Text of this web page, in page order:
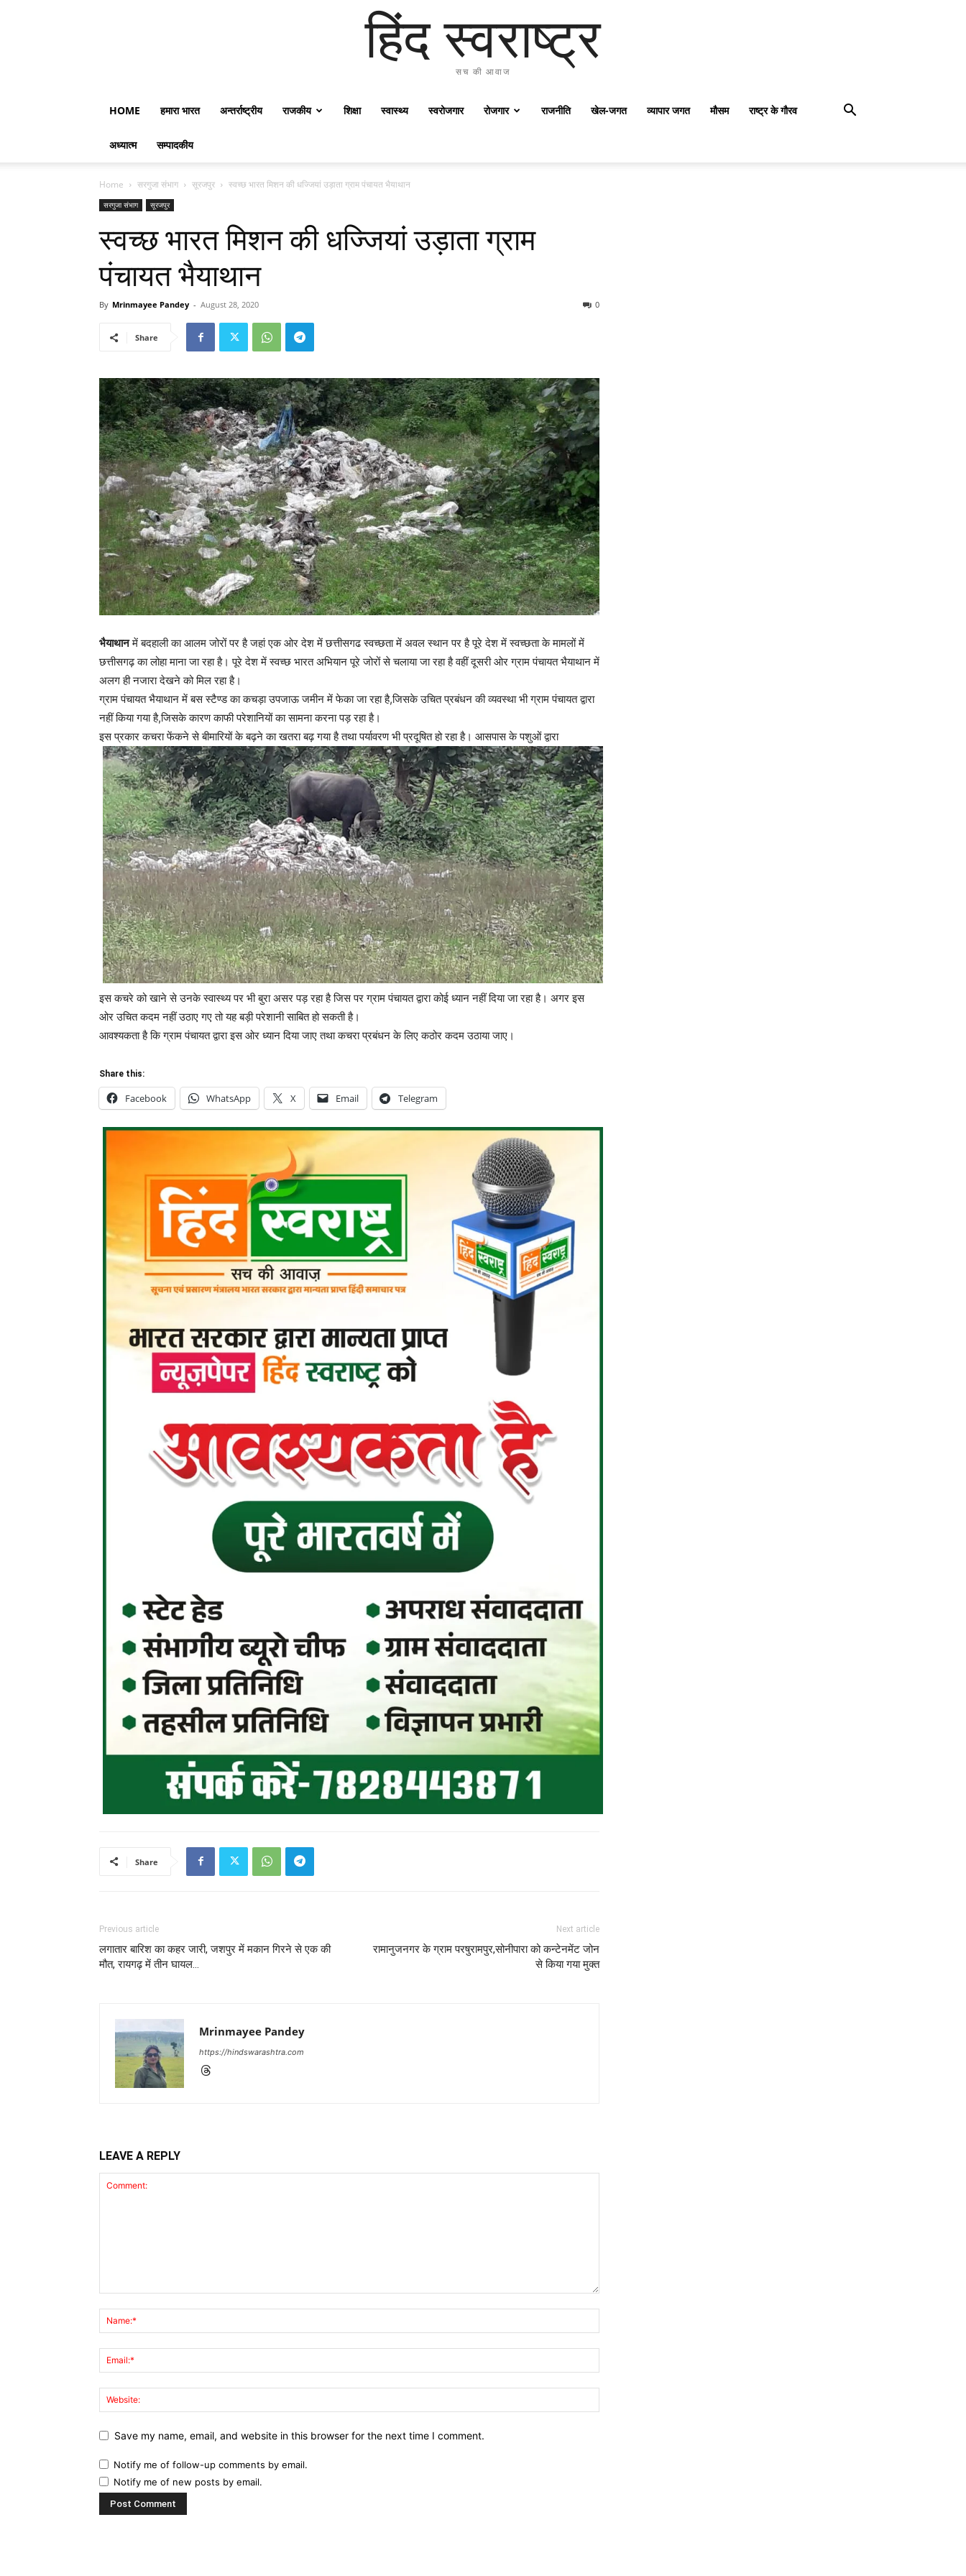
हिंद स्वराष्ट्र
सच की आवाज
HOME हमारा भारत अन्तर्राष्ट्रीय राजकीय शिक्षा स्वास्थ्य स्वरोजगार रोजगार राजनीति खेल-जगत व्यापार जगत मौसम राष्ट्र के गौरव
अध्यात्म सम्पादकीय
Home सरगुजा संभाग सूरजपुर स्वच्छ भारत मिशन की धज्जियां उड़ाता ग्राम पंचायत भैयाथान
सरगुजा संभाग सूरजपुर
स्वच्छ भारत मिशन की धज्जियां उड़ाता ग्राम
पंचायत भैयाथान
By Mrinmayee Pandey - August 28, 2020 0
Share
भैयाथानमें बदहाली का आलम जोरों पर है जहां एक ओर देश में छत्तीसगढ स्वच्छता में अवल स्थान पर है पूरे देश में स्वच्छता के मामलों में
छत्तीसगढ़ का लोहा माना जा रहा है। पूरे देश में स्वच्छ भारत अभियान पूरे जोरों से चलाया जा रहा है वहीं दूसरी ओर ग्राम पंचायत भैयाथान में
अलग ही नजारा देखने को मिल रहा है।
ग्राम पंचायत भैयाथान में बस स्टैण्ड का कचड़ा उपजाऊ जमीन में फेका जा रहा है,जिसके उचित प्रबंधन की व्यवस्था भी ग्राम पंचायत द्वारा
नहीं किया गया है,जिसके कारण काफी परेशानियों का सामना करना पड़ रहा है।
इस प्रकार कचरा फेंकने से बीमारियों के बढ़ने का खतरा बढ़ गया है तथा पर्यावरण भी प्रदूषित हो रहा है। आसपास के पशुओं द्वारा
इस कचरे को खाने से उनके स्वास्थ्य पर भी बुरा असर पड़ रहा है जिस पर ग्राम पंचायत द्वारा कोई ध्यान नहीं दिया जा रहा है। अगर इस
ओर उचित कदम नहीं उठाए गए तो यह बड़ी परेशानी साबित हो सकती है।
आवश्यकता है कि ग्राम पंचायत द्वारा इस ओर ध्यान दिया जाए तथा कचरा प्रबंधन के लिए कठोर कदम उठाया जाए।
Share this:
Facebook WhatsApp X Email Telegram
Share
Previous article
लगातार बारिश का कहर जारी, जशपुर में मकान गिरने से एक की
मौत, रायगढ़ में तीन घायल…
Next article
रामानुजनगर के ग्राम परषुरामपुर,सोनीपारा को कन्टेनमेंट जोन
से किया गया मुक्त
Mrinmayee Pandey
https://hindswarashtra.com
LEAVE A REPLY
Save my name, email, and website in this browser for the next time I comment.
Notify me of follow-up comments by email.
Notify me of new posts by email.